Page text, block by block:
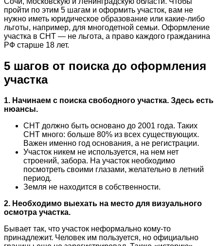
пройти по этим 5 шагам и оформить участок, вам не
нужно иметь юридическое образование или какие-либо
льготы, например, для многодетной семьи. Оформление
участка в СНТ — не льгота, а право каждого гражданина
РФ старше 18 лет.
5 шагов от поиска до оформления
участка
1. Начинаем с поиска свободного участка. Здесь есть
нюансы.
СНТ должно быть основано до 2001 года. Таких
СНТ много: больше 80% из всех существующих.
Важен именно год основания, а не регистрации.
Участок никем не используется, на нем нет
строений, забора. На участок необходимо
посмотреть своими глазами, желательно в летний
период.
Земля не находится в собственности.
2. Необходимо выехать на место для визуального
осмотра участка.
Бывает так, что участок неформально кому-то
принадлежит. Человек им пользуется, но официально